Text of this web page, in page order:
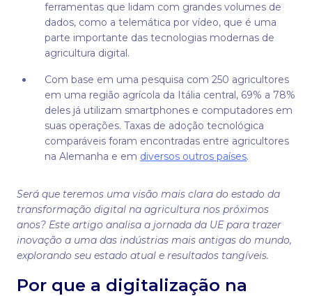
ferramentas que lidam com grandes volumes de
dados, como a telemática por vídeo, que é uma
parte importante das tecnologias modernas de
agricultura digital.
Com base em uma pesquisa com 250 agricultores
em uma região agrícola da Itália central, 69% a 78%
deles já utilizam smartphones e computadores em
suas operações. Taxas de adoção tecnológica
comparáveis foram encontradas entre agricultores
na Alemanha e em diversos outros países.
Será que teremos uma visão mais clara do estado da
transformação digital na agricultura nos próximos
anos? Este artigo analisa a jornada da UE para trazer
inovação a uma das indústrias mais antigas do mundo,
explorando seu estado atual e resultados tangíveis.
Por que a digitalização na